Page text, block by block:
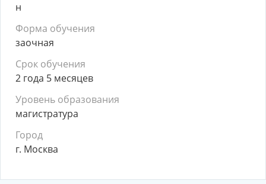
н
Форма обучения
заочная
Срок обучения
2 года 5 месяцев
Уровень образования
магистратура
Город
г. Москва